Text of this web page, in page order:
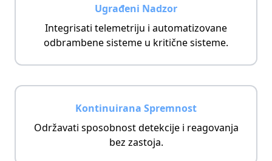
Ugrađeni Nadzor
Integrisati telemetriju i automatizovane
odbrambene sisteme u kritične sisteme.
Kontinuirana Spremnost
Održavati sposobnost detekcije i reagovanja
bez zastoja.